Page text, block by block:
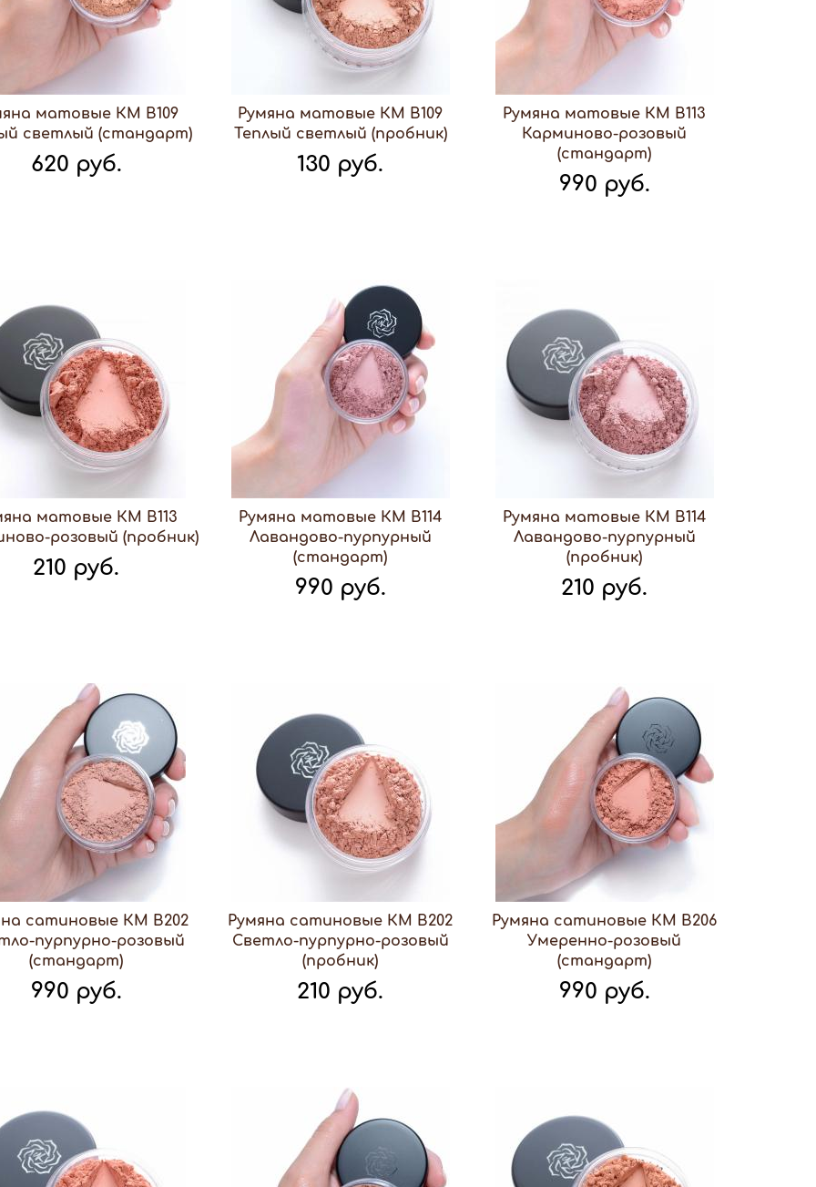
матовые КМ В109
светлый (стандарт)
620 руб.
Румяна матовые КМ В109
Теплый светлый (пробник)
130 руб.
Румяна матовые КМ В113
Карминово-розовый
(стандарт)
990 руб.
матовые КМ В113
розовый (пробник)
210 руб.
Румяна матовые КМ В114
Лавандово-пурпурный
(стандарт)
990 руб.
Румяна матовые КМ В114
Лавандово-пурпурный
(пробник)
210 руб.
сатиновые КМ В202
пурпурно-розовый
(стандарт)
990 руб.
Румяна сатиновые КМ В202
Светло-пурпурно-розовый
(пробник)
210 руб.
Румяна сатиновые КМ В206
Умеренно-розовый
(стандарт)
990 руб.